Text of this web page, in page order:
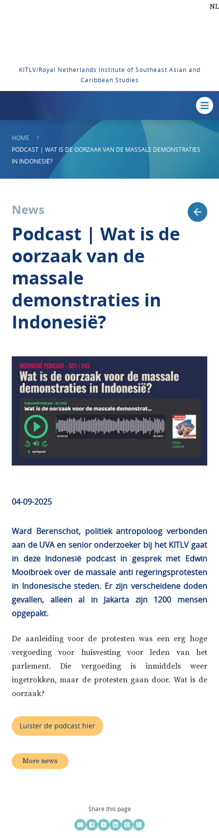
NL
KITLV/Royal Netherlands Institute of Southeast Asian and
Caribbean Studies
HOME
PODCAST | WAT IS DE OORZAAK VAN DE MASSALE DEMONSTRATIES
IN INDONESIË?
News
Podcast | Wat is de
oorzaak van de
massale
demonstraties in
Indonesië?
04-09-2025
Ward Berenschot, politiek antropoloog verbonden
aan de UVA en senior onderzoeker bij het KITLV gaat
in deze Indonesië podcast in gesprek met Edwin
Mooibroek over de massale anti regeringsprotesten
in Indonesische steden. Er zijn verscheidene doden
gevallen, alleen al in Jakarta zijn 1200 mensen
opgepakt.
De aanleiding voor de protesten was een erg hoge
vergoeding voor huisvesting voor leden van het
parlement. Die vergoeding is inmiddels weer
ingetrokken, maar de protesten gaan door. Wat is de
oorzaak?
Luister de podcast hier
More news
Share this page